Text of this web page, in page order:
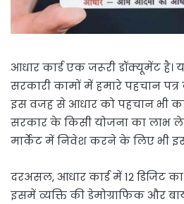
आधार कार्ड एक जरूरी डॉक्यूमेंट है।
सरकारी कामों में हमारे पहचान
इस वजह से आधार को पहचान भी
सरकार के किसी योजना का लाभ
मार्केट में निवेश करने के लिए भी
दरअसल, आधार कार्ड में 12 डिजिट
इसमें व्यक्ति की डेमोग्राफिक और